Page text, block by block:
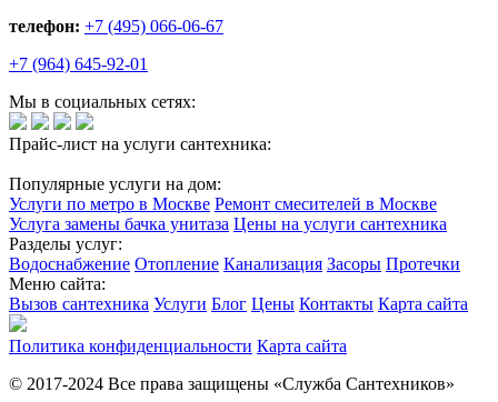
телефон: +7 (495) 066-06-67
+7 (964) 645-92-01
Мы в социальных сетях:
Прайс-лист на услуги сантехника:
Популярные услуги на дом:
Услуги по метро в Москве Ремонт смесителей в Москве
Услуга замены бачка унитаза Цены на услуги сантехника
Разделы услуг:
Водоснабжение Отопление Канализация Засоры Протечки
Меню сайта:
Вызов сантехника Услуги Блог Цены Контакты Карта сайта
Политика конфиденциальности Карта сайта
© 2017-2024 Все права защищены «Служба Сантехников»